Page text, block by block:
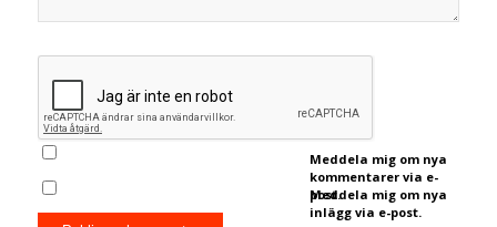
Meddela mig om nya
kommentarer via e-
post.
Meddela mig om nya
inlägg via e-post.